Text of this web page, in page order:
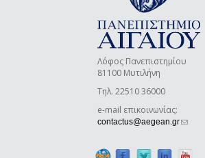
Λόφος Πανεπιστημίου
81100 Μυτιλήνη
Τηλ. 22510 36000
e-mail επικοινωνίας:
contactus@aegean.gr(link